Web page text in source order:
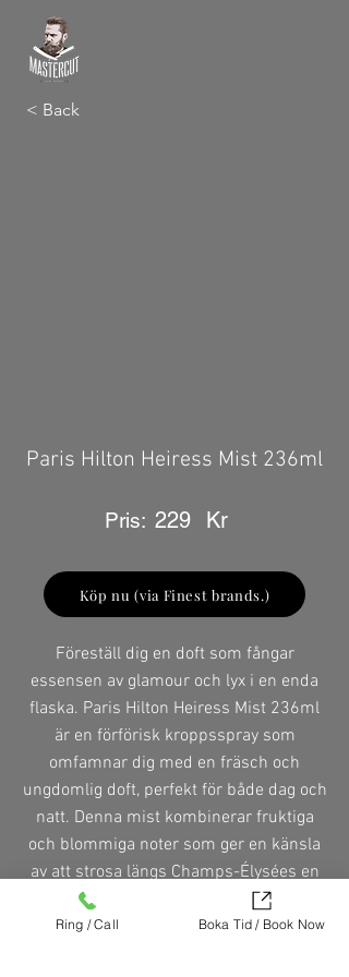
< Back
Paris Hilton Heiress Mist 236ml
Pris: 229 Kr
Köp nu (via Finest brands.)
Föreställ dig en doft som fångar
essensen av glamour och lyx i en enda
flaska. Paris Hilton Heiress Mist 236ml
är en förförisk kroppsspray som
omfamnar dig med en fräsch och
ungdomlig doft, perfekt för både dag och
natt. Denna mist kombinerar fruktiga
och blommiga noter som ger en känsla
av att strosa längs Champs-Élysées en
solig eftermiddag. Med sin lätta och
uppfriskande formula är den idealisk för
Ring / Call Boka Tid / Book Now